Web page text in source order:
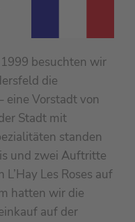
besuchten wir
die
eine Vorstadt von
Stadt mit
standen
und zwei Auftritte
Les Roses auf
hatten wir die
auf der